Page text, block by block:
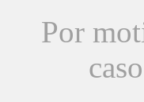
Por